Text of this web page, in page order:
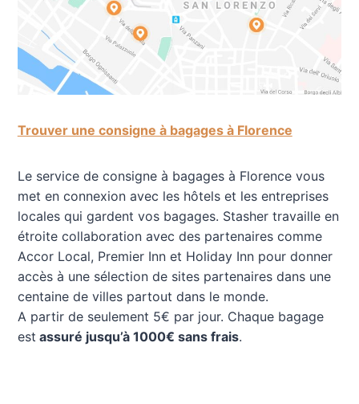
Trouver une consigne à bagages à Florence
Le service de consigne à bagages à Florence vous
met en connexion avec les hôtels et les entreprises
locales qui gardent vos bagages. Stasher travaille en
étroite collaboration avec des partenaires comme
Accor Local, Premier Inn et Holiday Inn pour donner
accès à une sélection de sites partenaires dans une
centaine de villes partout dans le monde.
A partir de seulement 5€ par jour. Chaque bagage
est assuré jusqu’à 1000€ sans frais.